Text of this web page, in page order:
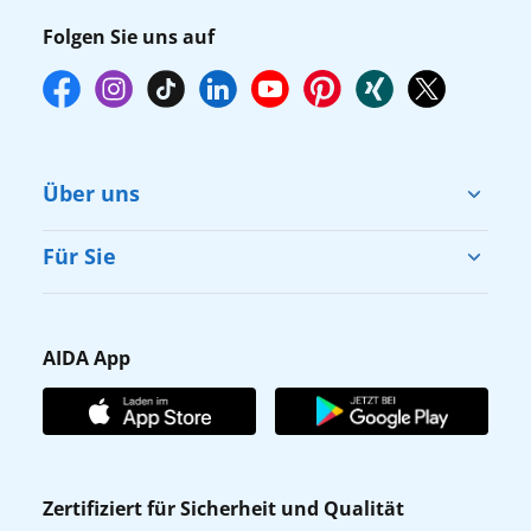
Folgen Sie uns auf
Über uns
Cruise & Help
Karriere
Affiliateprogramm
Verhaltens- & Ethikkodex
Für Sie
Gästefragebogen
AIDA Club
AIDA App
AIDA App
Zertifiziert für Sicherheit und Qualität